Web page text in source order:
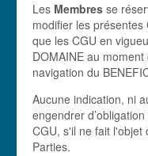
Les Membres se
modifier les
que les CGU en
DOMAINE au
navigation du
Aucune indication, ni
engendrer
CGU, s'il ne fait
Parties.